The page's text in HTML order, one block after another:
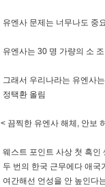
유엔사 문제는 너무나도 중
유엔사는 30 명 가량의 소
그래서 우리나라는 유엔사
정택환 올림
< 끔찍한 유엔사 해체, 안보
웨스트 포인트 사상 첫 흑인
두 번의 한국 근무에다 애
여간해선 언성을 안 높인다